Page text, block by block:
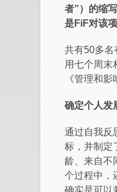
者”）的缩
是FiF对该
共有50多名
用七个周末
《管理和
确定个人发
通过自我反
标，并制定
龄、来自不
个过程中，
确实是可以